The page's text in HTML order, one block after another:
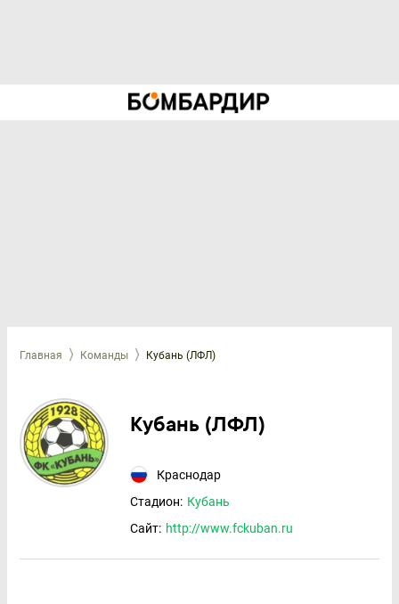
Главная Команды Кубань (ЛФЛ)
Кубань (ЛФЛ)
Краснодар
Стадион: Кубань
Сайт: http://www.fckuban.ru